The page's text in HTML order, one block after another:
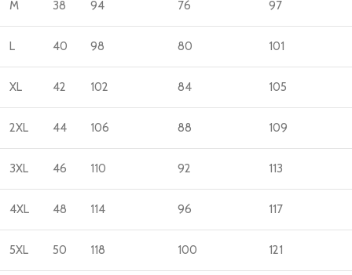
M 38 94 76 97
L 40 98 80 101
XL 42 102 84 105
2XL 44 106 88 109
3XL 46 110 92 113
4XL 48 114 96 117
5XL 50 118 100 121